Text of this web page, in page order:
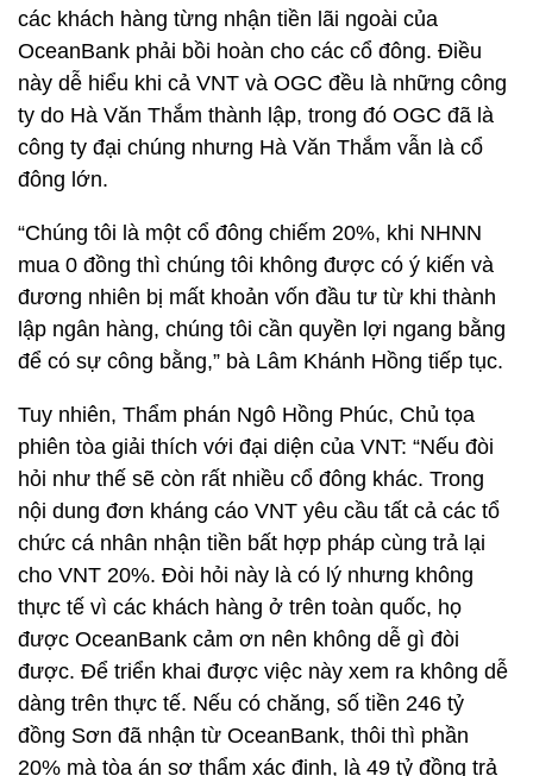
các khách hàng từng nhận tiền lãi ngoài của
OceanBank phải bồi hoàn cho các cổ đông. Điều
này dễ hiểu khi cả VNT và OGC đều là những công
ty do Hà Văn Thắm thành lập, trong đó OGC đã là
công ty đại chúng nhưng Hà Văn Thắm vẫn là cổ
đông lớn.
“Chúng tôi là một cổ đông chiếm 20%, khi NHNN
mua 0 đồng thì chúng tôi không được có ý kiến và
đương nhiên bị mất khoản vốn đầu tư từ khi thành
lập ngân hàng, chúng tôi cần quyền lợi ngang bằng
để có sự công bằng,” bà Lâm Khánh Hồng tiếp tục.
Tuy nhiên, Thẩm phán Ngô Hồng Phúc, Chủ tọa
phiên tòa giải thích với đại diện của VNT: “Nếu đòi
hỏi như thế sẽ còn rất nhiều cổ đông khác. Trong
nội dung đơn kháng cáo VNT yêu cầu tất cả các tổ
chức cá nhân nhận tiền bất hợp pháp cùng trả lại
cho VNT 20%. Đòi hỏi này là có lý nhưng không
thực tế vì các khách hàng ở trên toàn quốc, họ
được OceanBank cảm ơn nên không dễ gì đòi
được. Để triển khai được việc này xem ra không dễ
dàng trên thực tế. Nếu có chăng, số tiền 246 tỷ
đồng Sơn đã nhận từ OceanBank, thôi thì phần
20% mà tòa án sơ thẩm xác định, là 49 tỷ đồng trả